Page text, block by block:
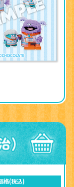
格(税込)